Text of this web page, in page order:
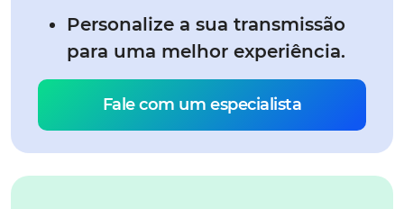
Personalize a sua transmissão
para uma melhor experiência.
Fale com um especialista